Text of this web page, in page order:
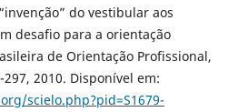
do vestibular aos
desafio para a orientação
de Orientação Profissional,
2010. Disponível em:
scielo.php?pid=S1679-